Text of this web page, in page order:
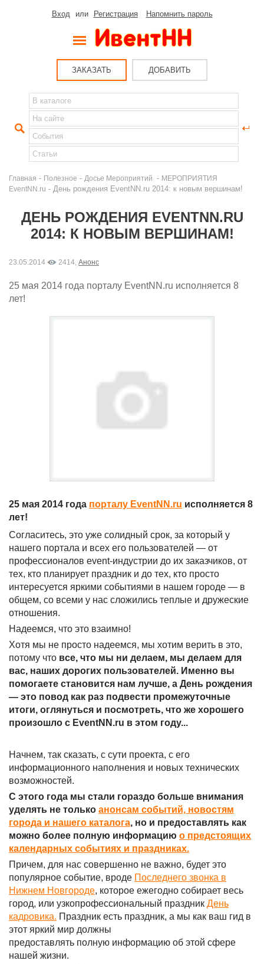
Вход или Регистрация Напомнить пароль
ЗАКАЗАТЬ ДОБАВИТЬ
Главная - Полезное - Досье Мероприятий - МЕРОПРИЯТИЯ
EventNN.ru - День рождения EventNN.ru 2014: к новым вершинам!
ДЕНЬ РОЖДЕНИЯ EVENTNN.RU
2014: К НОВЫМ ВЕРШИНАМ!
23.05.2014 2414, Анонс
25 мая 2014 года порталу EventNN.ru исполняется 8
лет!
25 мая 2014 года порталу EventNN.ru исполняется 8
лет!
Согласитесь, это уже солидный срок, за который у
нашего портала и всех его пользователей — от
профессионалов event-индустрии до их заказчиков, от
тех, кто планирует праздник и до тех, кто просто
интересуется яркими событиями в нашем городе — в
общем, со всеми у нас сложились теплые и дружеские
отношения.
Надеемся, что это взаимно!
Хотя мы не просто надеемся, мы хотим верить в это,
потому что все, что мы ни делаем, мы делаем для
вас, наших дорогих пользователей. Именно вы
помогаете становится нам лучше, а День рождения
— это повод как раз подвести промежуточные
итоги, оглянуться и посмотреть, что же хорошего
произошло с EventNN.ru в этом году...
Начнем, так сказать, с сути проекта, с его
информационного наполнения и новых технических
возможностей.
С этого года мы стали гораздо больше внимания
уделять не только анонсам событий, новостям
города и нашего каталога, но и предоставлять как
можно более полную информацию о предстоящих
календарных событиях и праздниках.
Причем, для нас совершенно не важно, будет это
популярное событие, вроде Последнего звонка в
Нижнем Новгороде, которое ежегодно собирает весь
город, или узкопрофессиональный праздник День
кадровика. Праздник есть праздник, а мы как ваш гид в
этот яркий мир должны
предоставлять полную информацию об этой сфере
нашей жизни.